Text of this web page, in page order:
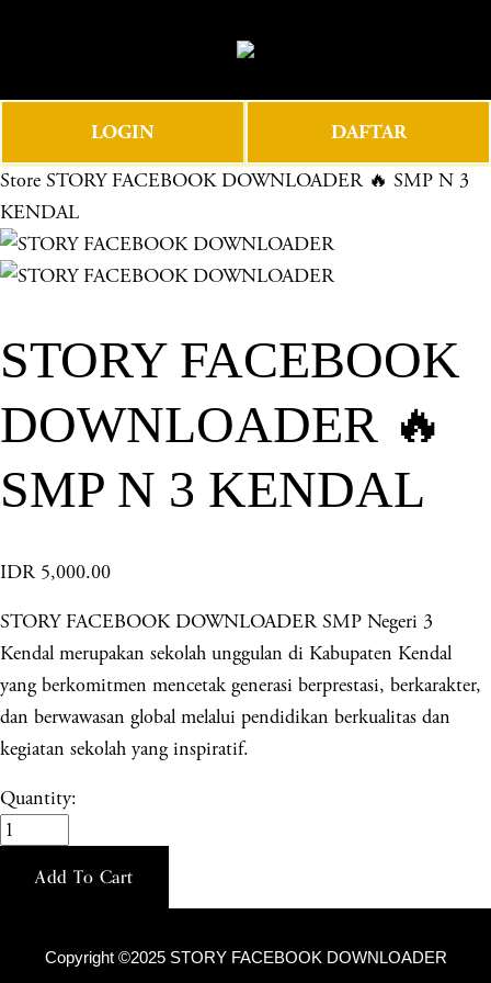
e
e
n
u
LOGIN DAFTAR
Store STORY FACEBOOK DOWNLOADER 🔥 SMP N 3
KENDAL
STORY FACEBOOK
DOWNLOADER 🔥
SMP N 3 KENDAL
IDR 5,000.00
STORY FACEBOOK DOWNLOADER SMP Negeri 3
Kendal merupakan sekolah unggulan di Kabupaten Kendal
yang berkomitmen mencetak generasi berprestasi, berkarakter,
dan berwawasan global melalui pendidikan berkualitas dan
kegiatan sekolah yang inspiratif.
Quantity:
Add To Cart
Copyright ©2025 STORY FACEBOOK DOWNLOADER